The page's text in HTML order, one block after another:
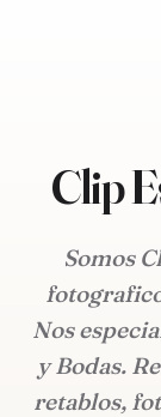
Clip
Somos
Nos
y Bodas.
retablos,